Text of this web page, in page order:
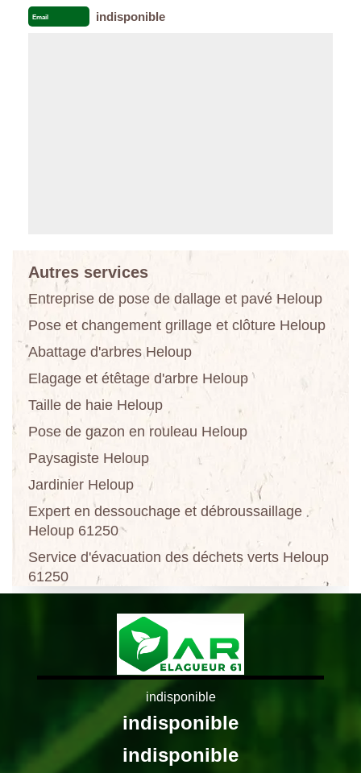
Email indisponible
Autres services
Entreprise de pose de dallage et pavé Heloup
Pose et changement grillage et clôture Heloup
Abattage d'arbres Heloup
Elagage et étêtage d'arbre Heloup
Taille de haie Heloup
Pose de gazon en rouleau Heloup
Paysagiste Heloup
Jardinier Heloup
Expert en dessouchage et débroussaillage
Heloup 61250
Service d'évacuation des déchets verts Heloup
61250
indisponible
indisponible
indisponible